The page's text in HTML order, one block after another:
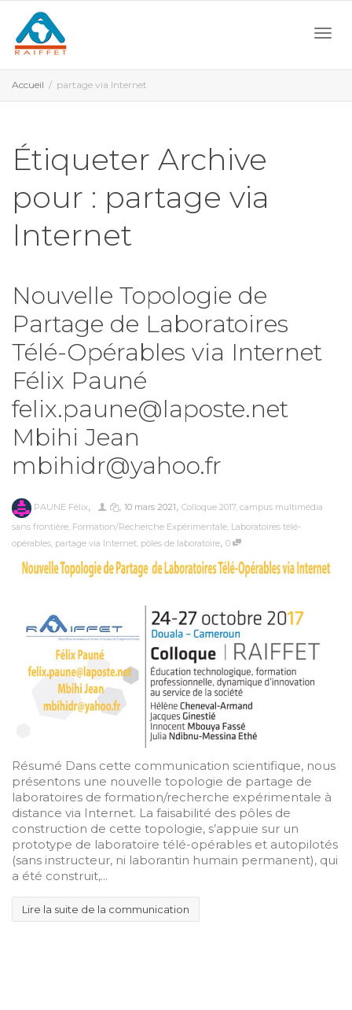
Accueil partage via Internet
Étiqueter Archive
pour : partage via
Internet
Nouvelle Topologie de
Partage de Laboratoires
Télé-Opérables via Internet
Félix Pauné
felix.paune@laposte.net
Mbihi Jean
mbihidr@yahoo.fr
PAUNE Félix, , 10 mars 2021, Colloque 2017, campus multimédia
sans frontière, Formation/Recherche Expérimentale, Laboratoires télé-
opérables, partage via Internet, pôles de laboratoire, 0
Résumé Dans cette communication scientifique, nous
présentons une nouvelle topologie de partage de
laboratoires de formation/recherche expérimentale à
distance via Internet. La faisabilité des pôles de
construction de cette topologie, s’appuie sur un
prototype de laboratoire télé-opérables et autopilotés
(sans instructeur, ni laborantin humain permanent), qui
a été construit,...
Lire la suite de la communication